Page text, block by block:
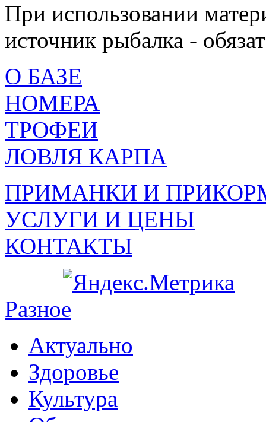
При использовании
источник рыбалка -
О БАЗЕ
НОМЕРА
ТРОФЕИ
ЛОВЛЯ КАРПА
ПРИМАНКИ И
УСЛУГИ И ЦЕНЫ
КОНТАКТЫ
Разное
Актуально
Здоровье
Культура